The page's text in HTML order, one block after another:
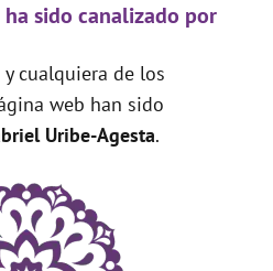
ha sido canalizado por
y cualquiera de los
web han sido
Uribe-Agesta.